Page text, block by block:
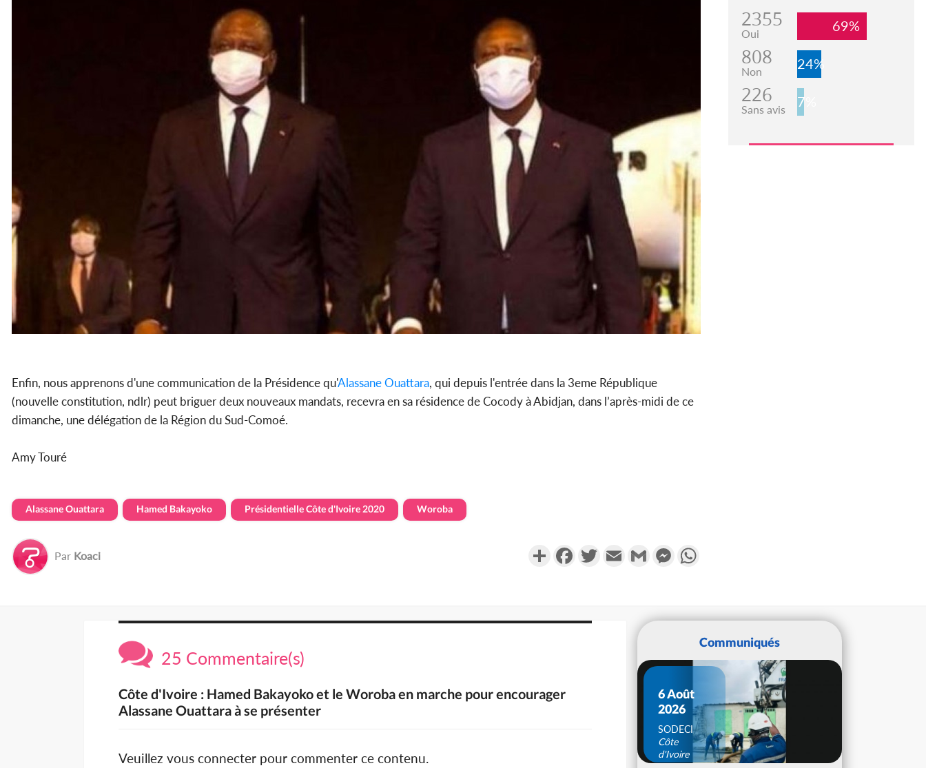
Enfin, nous apprenons d'une communication de la Présidence qu'Alassane Ouattara, qui depuis l'entrée dans la 3eme République
(nouvelle constitution, ndlr) peut briguer deux nouveaux mandats, recevra en sa résidence de Cocody à Abidjan, dans l’après-midi de ce
dimanche, une délégation de la Région du Sud-Comoé.
Amy Touré
Alassane Ouattara Hamed Bakayoko Présidentielle Côte d'Ivoire 2020 Woroba
Par Koaci PartagerFacebookTwitterEmail Gmail Messenger
2355
Oui 69%
808
Non 24%
226
Sans avis 7%
25 Commentaire(s)
Côte d'Ivoire : Hamed Bakayoko et le Woroba en marche pour encourager
Alassane Ouattara à se présenter
Veuillez vous connecter pour commenter ce contenu.
Communiqués
6 Août
2026
SODECI
Côte
d'Ivoire